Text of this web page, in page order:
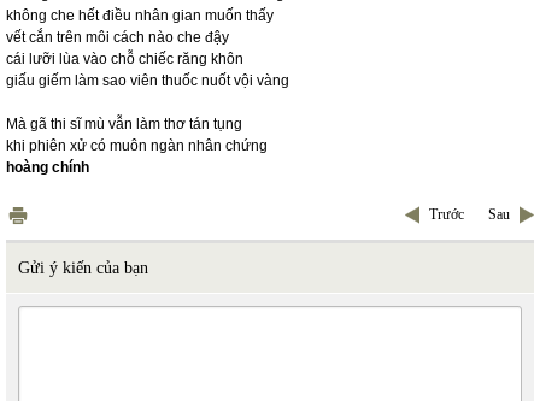
không che hết điều nhân gian muốn thấy
vết cắn trên môi cách nào che đậy
cái lưỡi lùa vào chỗ chiếc răng khôn
giấu giếm làm sao viên thuốc nuốt vội vàng
Mà gã thi sĩ mù vẫn làm thơ tán tụng
khi phiên xử có muôn ngàn nhân chứng
hoàng chính
Trước Sau
Gửi ý kiến của bạn